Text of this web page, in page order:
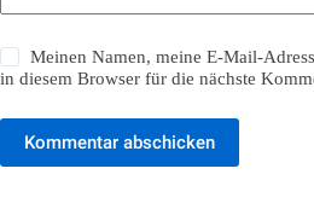
Meinen Namen, meine E-Mail-
in diesem Browser für die nächste
Kommentar abschicken